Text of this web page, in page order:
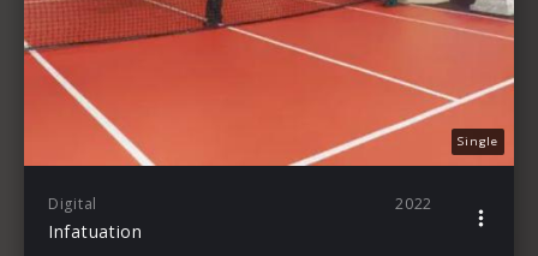
Single
Digital 2022
Infatuation